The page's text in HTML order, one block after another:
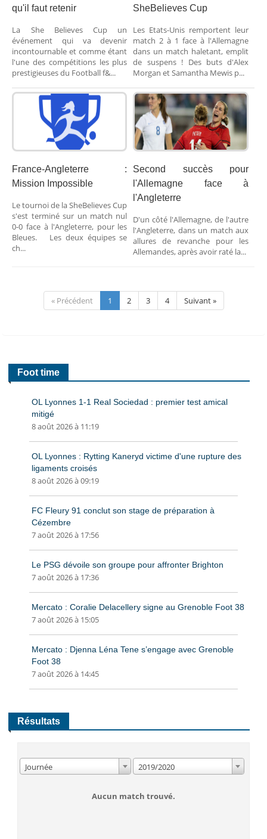
qu'il faut retenir
La She Believes Cup un
événement qui va devenir
incontournable et comme étant
l'une des compétitions les plus
prestigieuses du Football f&...
SheBelieves Cup
Les Etats-Unis remportent leur
match 2 à 1 face à l'Allemagne
dans un match haletant, emplit
de suspens ! Des buts d'Alex
Morgan et Samantha Mewis p...
France-Angleterre :
Mission Impossible
Le tournoi de la SheBelieves Cup
s'est terminé sur un match nul
0-0 face à l'Angleterre, pour les
Bleues. Les deux équipes se
ch...
Second succès pour
l'Allemagne face à
l'Angleterre
D'un côté l'Allemagne, de l'autre
l'Angleterre, dans un match aux
allures de revanche pour les
Allemandes, après avoir raté la...
« Précédent 1 2 3 4 Suivant »
Foot time
OL Lyonnes 1-1 Real Sociedad : premier test amical
mitigé
8 août 2026 à 11:19
OL Lyonnes : Rytting Kaneryd victime d'une rupture des
ligaments croisés
8 août 2026 à 09:19
FC Fleury 91 conclut son stage de préparation à
Cézembre
7 août 2026 à 17:56
Le PSG dévoile son groupe pour affronter Brighton
7 août 2026 à 17:36
Mercato : Coralie Delacellery signe au Grenoble Foot 38
7 août 2026 à 15:05
Mercato : Djenna Léna Tene s’engage avec Grenoble
Foot 38
7 août 2026 à 14:45
Résultats
Journée 2019/2020
Aucun match trouvé.